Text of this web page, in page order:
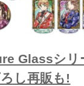
Glassシリ
し再販も!